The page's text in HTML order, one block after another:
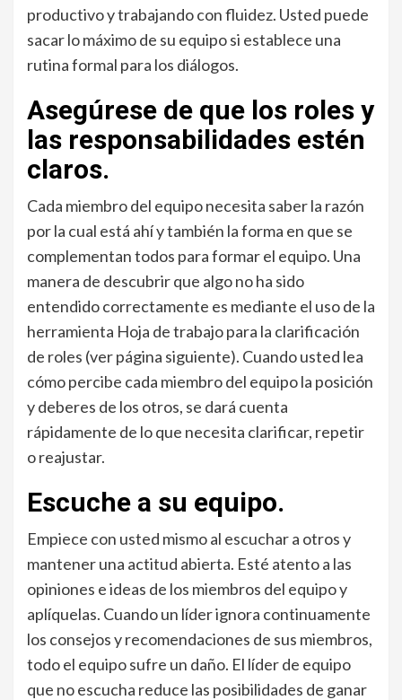
productivo y trabajando con fluidez. Usted puede
sacar lo máximo de su equipo si establece una
rutina formal para los diálogos.
Asegúrese de que los roles y
las responsabilidades estén
claros.
Cada miembro del equipo necesita saber la razón
por la cual está ahí y también la forma en que se
complementan todos para formar el equipo. Una
manera de descubrir que algo no ha sido
entendido correctamente es mediante el uso de la
herramienta Hoja de trabajo para la clarificación
de roles (ver página siguiente). Cuando usted lea
cómo percibe cada miembro del equipo la posición
y deberes de los otros, se dará cuenta
rápidamente de lo que necesita clarificar, repetir
o reajustar.
Escuche a su equipo.
Empiece con usted mismo al escuchar a otros y
mantener una actitud abierta. Esté atento a las
opiniones e ideas de los miembros del equipo y
aplíquelas. Cuando un líder ignora continuamente
los consejos y recomendaciones de sus miembros,
todo el equipo sufre un daño. El líder de equipo
que no escucha reduce las posibilidades de ganar